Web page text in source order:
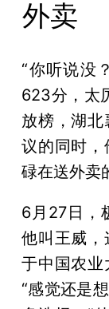
外卖
“你听说没
623分，太
放榜，湖
议的同时
碌在送外卖
6月27日，
他叫王威，
于中国农业
“感觉还是